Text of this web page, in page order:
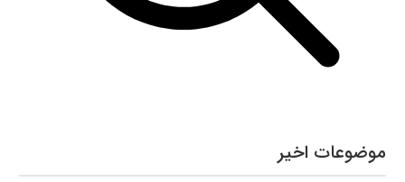
موضوعات اخیر